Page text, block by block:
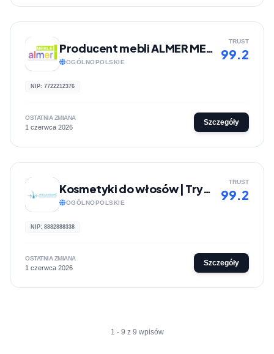
Producent mebli ALMER MEBLE
OGÓLNOPOLSKIE
TRUST
99.2
NIP: 7722212376
OSTATNIA ZMIANA
1 czerwca 2026
Szczegóły
Kosmetyki do włosów | Trychodrogeria
OGÓLNOPOLSKIE
TRUST
99.2
NIP: 8882888338
OSTATNIA ZMIANA
1 czerwca 2026
Szczegóły
1 - 9 z 9 wpisów